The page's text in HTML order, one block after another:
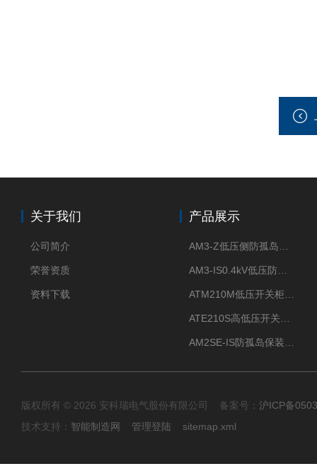
关于我们
公司简介
荣誉资质
资料下载
产品展示
版权所有 © 2026 安科瑞电气股份有限公司 备案号： 沪ICP备
技术支持： 智能制造网 管理登陆 sitemap.xml